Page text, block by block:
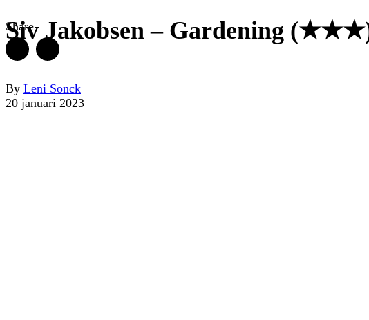
Siv Jakobsen – Gardening
By Leni Sonck
20 januari 2023
Share